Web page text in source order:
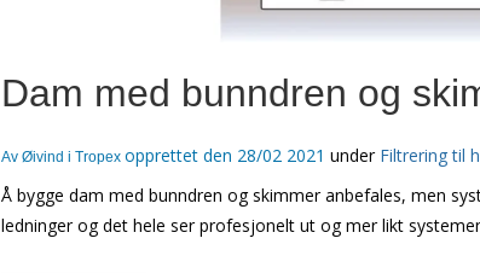
Dam med bunndren og
AvØivind i Tropexopprettet den 28/02 2021 under Filtrering til
Å bygge dam med bunndren og skimmer anbefales, men
ledninger og det hele ser profesjonelt ut og mer likt